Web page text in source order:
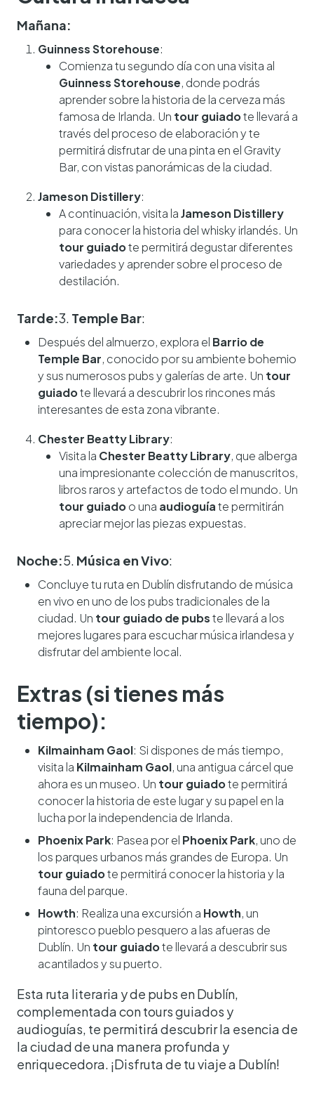
Mañana:
Guinness Storehouse:
Comienza tu segundo día con una visita al
Guinness Storehouse, donde podrás
aprender sobre la historia de la cerveza más
famosa de Irlanda. Un tour guiadote llevará a
través del proceso de elaboración y te
permitirá disfrutar de una pinta en el Gravity
Bar, con vistas panorámicas de la ciudad.
Jameson Distillery:
A continuación, visita laJameson Distillery
para conocer la historia del whisky irlandés. Un
tour guiadote permitirá degustar diferentes
variedades y aprender sobre el proceso de
destilación.
Tarde:3. Temple Bar:
Después del almuerzo, explora el Barrio de
Temple Bar, conocido por su ambiente bohemio
y sus numerosos pubs y galerías de arte. Un tour
guiadote llevará a descubrir los rincones más
interesantes de esta zona vibrante.
Chester Beatty Library:
Visita la Chester Beatty Library, que alberga
una impresionante colección de manuscritos,
libros raros y artefactos de todo el mundo. Un
tour guiadoo una audioguíate permitirán
apreciar mejor las piezas expuestas.
Noche:5. Música en Vivo:
Concluye tu ruta en Dublín disfrutando de música
en vivo en uno de los pubs tradicionales de la
ciudad. Un tour guiado de pubste llevará a los
mejores lugares para escuchar música irlandesa y
disfrutar del ambiente local.
Extras (si tienes más
tiempo):
Kilmainham Gaol: Si dispones de más tiempo,
visita la Kilmainham Gaol, una antigua cárcel que
ahora es un museo. Un tour guiadote permitirá
conocer la historia de este lugar y su papel en la
lucha por la independencia de Irlanda.
Phoenix Park: Pasea por el Phoenix Park, uno de
los parques urbanos más grandes de Europa. Un
tour guiadote permitirá conocer la historia y la
fauna del parque.
Howth: Realiza una excursión a Howth, un
pintoresco pueblo pesquero a las afueras de
Dublín. Un tour guiadote llevará a descubrir sus
acantilados y su puerto.
Esta ruta literaria y de pubs en Dublín,
complementada con tours guiados y
audioguías, te permitirá descubrir la esencia de
la ciudad de una manera profunda y
enriquecedora. ¡Disfruta de tu viaje a Dublín!